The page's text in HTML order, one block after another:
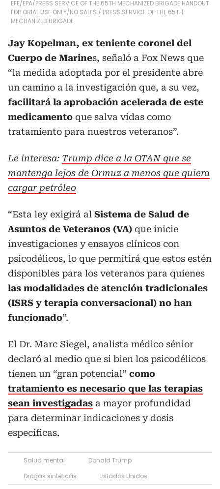
EFE/EPA/PRESS SERVICE OF THE 65TH MECHANIZED BRIGADE HANDOUT
EDITORIAL USE ONLY/NO SALES / PRESS SERVICE OF THE 65TH
MECHANIZED BRIGADE
Jay Kopelman, ex teniente coronel del
Cuerpo de Marines, señaló a Fox News que
“la medida adoptada por el presidente abre
un camino a la investigación que, a su vez,
facilitará la aprobación acelerada de este
medicamento que salva vidas como
tratamiento para nuestros veteranos”.
Le interesa: Trump dice a la OTAN que se
mantenga lejos de Ormuz a menos que quiera
cargar petróleo
“Esta ley exigirá al Sistema de Salud de
Asuntos de Veteranos (VA) que inicie
investigaciones y ensayos clínicos con
psicodélicos, lo que permitirá que estos estén
disponibles para los veteranos para quienes
las modalidades de atención tradicionales
(ISRS y terapia conversacional) no han
funcionado”.
El Dr. Marc Siegel, analista médico sénior
declaró al medio que si bien los psicodélicos
tienen un “gran potencial” como
tratamiento es necesario que las terapias
sean investigadas a mayor profundidad
para determinar indicaciones y dosis
específicas.
Salud mental
Donald Trump
Drogas sintéticas
Estados Unidos